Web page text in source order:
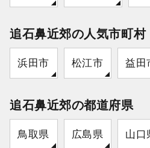
追石鼻近郊の人気市町村
浜田市 松江市 益田
追石鼻近郊の都道府県
鳥取県 広島県 山口